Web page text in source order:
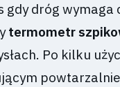
gdy dróg wymaga
termometr
Po kilku